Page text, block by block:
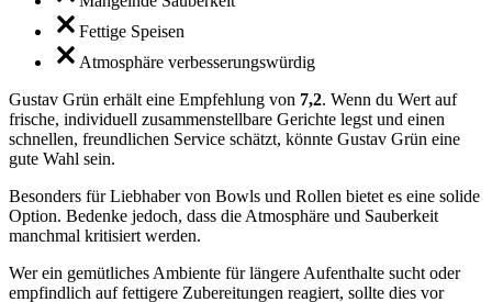
Fettige Speisen
Atmosphäre verbesserungswürdig
Gustav Grün erhält eine Empfehlung von 7,2. Wenn du Wert auf
frische, individuell zusammenstellbare Gerichte legst und einen
schnellen, freundlichen Service schätzt, könnte Gustav Grün eine
gute Wahl sein.
Besonders für Liebhaber von Bowls und Rollen bietet es eine solide
Option. Bedenke jedoch, dass die Atmosphäre und Sauberkeit
manchmal kritisiert werden.
Wer ein gemütliches Ambiente für längere Aufenthalte sucht oder
empfindlich auf fettigere Zubereitungen reagiert, sollte dies vor